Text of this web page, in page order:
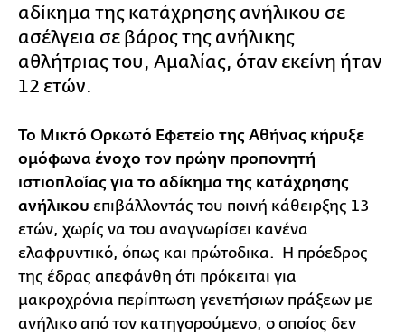
αδίκημα της κατάχρησης ανήλικου σε
ασέλγεια σε βάρος της ανήλικης
αθλήτριας του, Αμαλίας, όταν εκείνη ήταν
12 ετών.
Το Μικτό Ορκωτό Εφετείο της Αθήνας κήρυξε
ομόφωνα ένοχο τον πρώην προπονητή
ιστιοπλοΐας για το αδίκημα της κατάχρησης
ανήλικου επιβάλλοντάς του ποινή κάθειρξης 13
ετών, χωρίς να του αναγνωρίσει κανένα
ελαφρυντικό, όπως και πρώτοδικα. Η πρόεδρος
της έδρας απεφάνθη ότι πρόκειται για
μακροχρόνια περίπτωση γενετήσιων πράξεων με
ανήλικο από τον κατηγορούμενο, ο οποίος δεν